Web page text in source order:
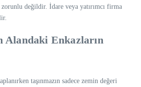
zorunlu değildir. İdare veya yatırımcı firma
Alandaki Enkazların
taşınmazın sadece zemin değeri